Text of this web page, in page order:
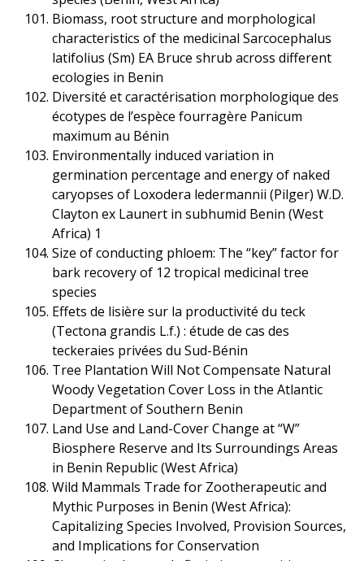
Biomass, root structure and morphological
characteristics of the medicinal Sarcocephalus
latifolius (Sm) EA Bruce shrub across different
ecologies in Benin
Diversité et caractérisation morphologique des
écotypes de l’espèce fourragère Panicum
maximum au Bénin
Environmentally induced variation in
germination percentage and energy of naked
caryopses of Loxodera ledermannii (Pilger) W.D.
Clayton ex Launert in subhumid Benin (West
Africa) 1
Size of conducting phloem: The “key” factor for
bark recovery of 12 tropical medicinal tree
species
Effets de lisière sur la productivité du teck
(Tectona grandis L.f.) : étude de cas des
teckeraies privées du Sud-Bénin
Tree Plantation Will Not Compensate Natural
Woody Vegetation Cover Loss in the Atlantic
Department of Southern Benin
Land Use and Land-Cover Change at “W”
Biosphere Reserve and Its Surroundings Areas
in Benin Republic (West Africa)
Wild Mammals Trade for Zootherapeutic and
Mythic Purposes in Benin (West Africa):
Capitalizing Species Involved, Provision Sources,
and Implications for Conservation